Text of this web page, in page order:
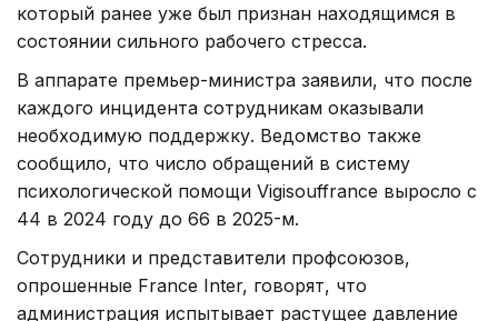
который ранее уже был признан находящимся в
состоянии сильного рабочего стресса.
В аппарате премьер-министра заявили, что после
каждого инцидента сотрудникам оказывали
необходимую поддержку. Ведомство также
сообщило, что число обращений в систему
психологической помощи Vigisouffrance выросло с
44 в 2024 году до 66 в 2025-м.
Сотрудники и представители профсоюзов,
опрошенные France Inter, говорят, что
администрация испытывает растущее давление